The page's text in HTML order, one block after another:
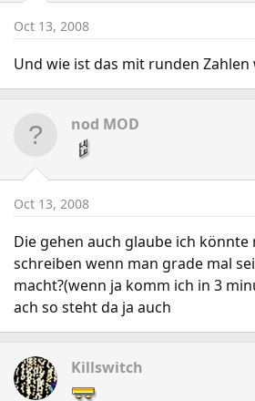
Oct 13, 2008
Und wie ist das mit runden Zahlen
nod MOD
Oct 13, 2008
Die gehen auch glaube ich
schreiben wenn man grade mal
macht?(wenn ja komm ich in 3
ach so steht da ja auch
Killswitch